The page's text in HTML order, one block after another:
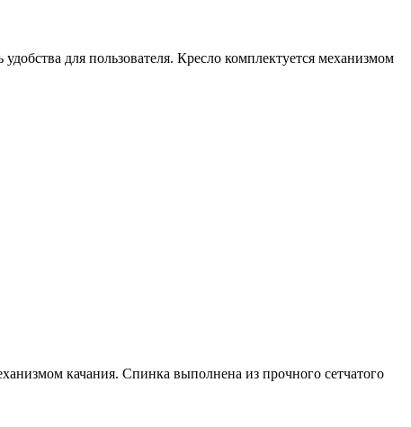
для пользователя. Кресло комплектуется механизмом
качания. Спинка выполнена из прочного сетчатого